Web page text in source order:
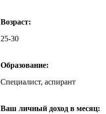
Возраст:
25-30
Образование:
Специалист, аспирант
Ваш личный доход в месяц: